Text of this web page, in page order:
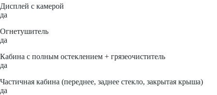
Дисплей с камерой
да
Огнетушитель
да
Кабина с полным остеклением + грязеочиститель
да
Частичная кабина (переднее, заднее стекло, закрытая крыша)
да